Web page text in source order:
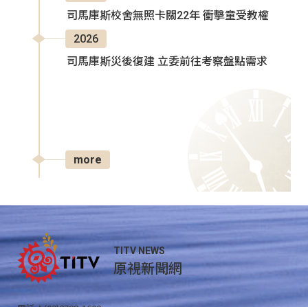
司馬庫斯校舍無照卡關22年 衝擊童受教權
2026
司馬庫斯災後復建 立委前往考察盤點需求
more
TITV NEWS
原視新聞網